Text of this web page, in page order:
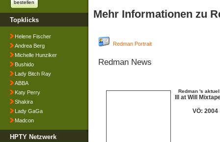
Topklicks
Helene Fischer
Andrea Berg
Michelle Hunziker
Bushido
Lady Bitch Ray
ABBA
Katy Perry
Shakira
Lady GaGa
Madcon
HPTY Netzwerk
Mehr Informationen zu
Redman Portrait
Redman News
Redman 's
Ill at Will
VÖ: 2004